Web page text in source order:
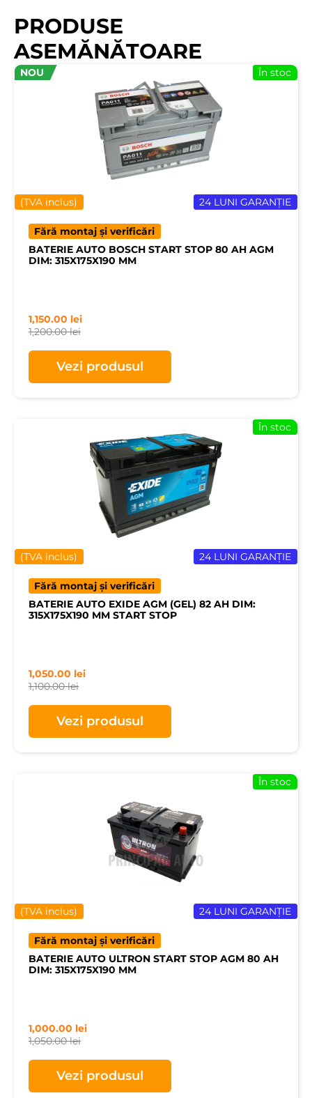
PRODUSE
ASEMĂNĂTOARE
NOU
24 LUNI GARANȚIE
(TVA inclus)
În stoc
Fără montaj și verificări
BATERIE AUTO BOSCH START STOP 80 AH AGM
DIM: 315X175X190 MM
1,200.00lei
1,150.00 lei
Vezi produsul
24 LUNI GARANȚIE
(TVA inclus)
În stoc
Fără montaj și verificări
BATERIE AUTO EXIDE AGM (GEL) 82 AH DIM:
315X175X190 MM START STOP
1,100.00lei
1,050.00 lei
Vezi produsul
24 LUNI GARANȚIE
(TVA inclus)
În stoc
Fără montaj și verificări
BATERIE AUTO ULTRON START STOP AGM 80 AH
DIM: 315X175X190 MM
1,050.00lei
1,000.00 lei
Vezi produsul